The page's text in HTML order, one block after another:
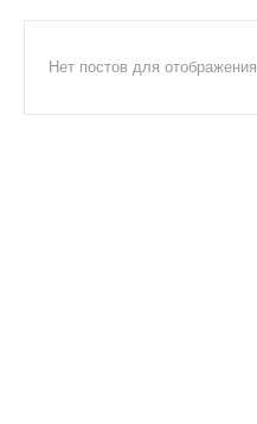
Нет постов для отображения